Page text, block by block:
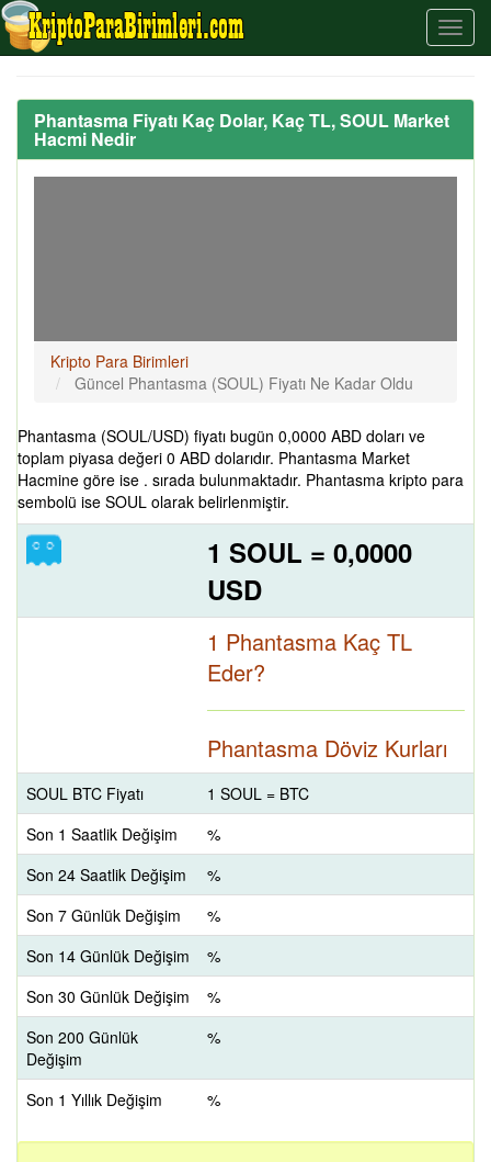
Phantasma Fiyatı Kaç Dolar, Kaç TL, SOUL Market
Hacmi Nedir
Kripto Para Birimleri
Güncel Phantasma (SOUL) Fiyatı Ne Kadar Oldu
Phantasma (SOUL/USD) fiyatı bugün 0,0000 ABD doları ve
toplam piyasa değeri 0 ABD dolarıdır. Phantasma Market
Hacmine göre ise . sırada bulunmaktadır. Phantasma kripto para
sembolü ise SOUL olarak belirlenmiştir.
1 SOUL = 0,0000
USD
1 Phantasma Kaç TL
Eder?
Phantasma Döviz Kurları
SOUL BTC Fiyatı
1 SOUL = BTC
Son 1 Saatlik Değişim
%
Son 24 Saatlik Değişim
%
Son 7 Günlük Değişim
%
Son 14 Günlük Değişim
%
Son 30 Günlük Değişim
%
Son 200 Günlük
Değişim
%
Son 1 Yıllık Değişim %